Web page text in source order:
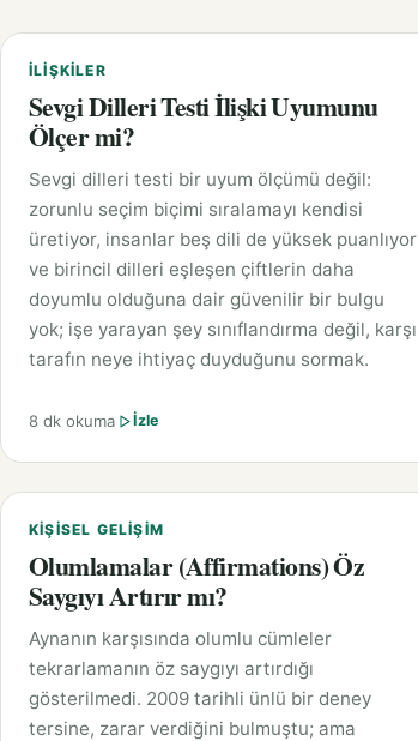
İLIŞKILER
Sevgi Dilleri Testi İlişki Uyumunu
Ölçer mi?
Sevgi dilleri testi bir uyum ölçümü değil:
zorunlu seçim biçimi sıralamayı kendisi
üretiyor, insanlar beş dili de yüksek puanlıyor
ve birincil dilleri eşleşen çiftlerin daha
doyumlu olduğuna dair güvenilir bir bulgu
yok; işe yarayan şey sınıflandırma değil, karşı
tarafın neye ihtiyaç duyduğunu sormak.
8 dk okuma İzle
KIŞISEL GELIŞIM
Olumlamalar (Affirmations) Öz
Saygıyı Artırır mı?
Aynanın karşısında olumlu cümleler
tekrarlamanın öz saygıyı artırdığı
gösterilmedi. 2009 tarihli ünlü bir deney
tersine, zarar verdiğini bulmuştu; ama